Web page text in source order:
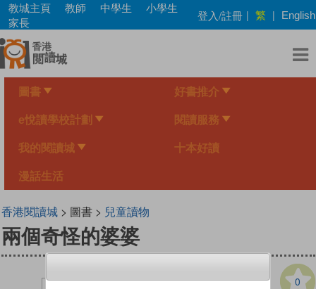
Skip
main
content
教城主頁 教師 中學生
小學生
家長
登入/註冊 | 繁 | English
圖書 好書推介
e悅讀學校計劃 閱讀服務
我的閱讀城 十本好讀
漫話生活
香港閱讀城> 圖書 > 兒童讀物
兩個奇怪的婆婆
0